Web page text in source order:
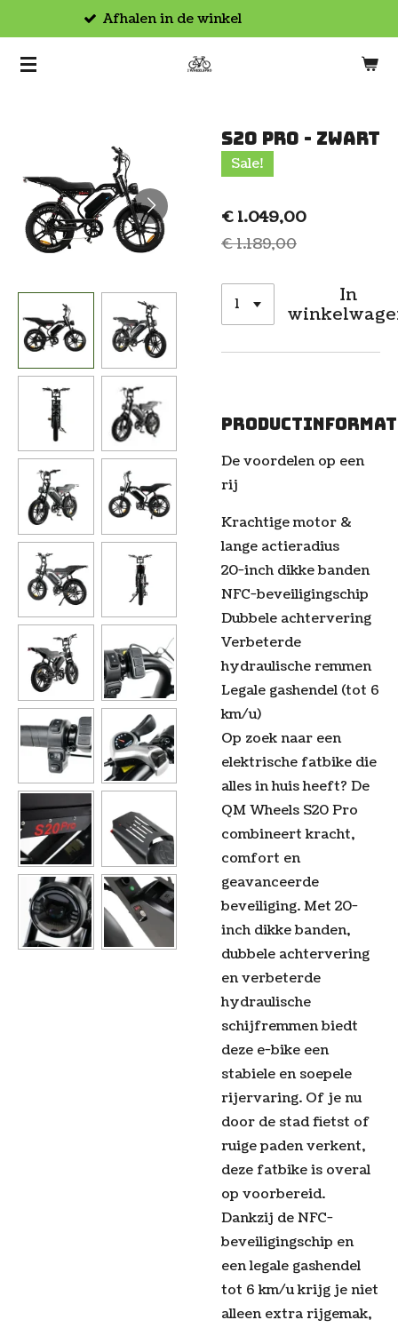
naar
Hoogwaardige producten
S20 Pro - Zwart
Sale!
€ 1.049,00
€ 1.189,00
In
De voordelen op een
rij
Krachtige motor &
lange actieradius
20-inch dikke banden
NFC-beveiligingschip
Dubbele achtervering
Verbeterde
hydraulische remmen
Legale gashendel (tot 6
km/u)
Op zoek naar een
elektrische fatbike die
alles in huis heeft? De
QM Wheels S20 Pro
combineert kracht,
comfort en
geavanceerde
beveiliging. Met 20-
inch dikke banden,
dubbele achtervering
en verbeterde
hydraulische
schijfremmen biedt
deze e-bike een
stabiele en soepele
rijervaring. Of je nu
door de stad fietst of
ruige paden verkent,
deze fatbike is overal
op voorbereid.
Dankzij de NFC-
beveiligingschip en
een legale gashendel
tot 6 km/u krijg je niet
alleen extra rijgemak,